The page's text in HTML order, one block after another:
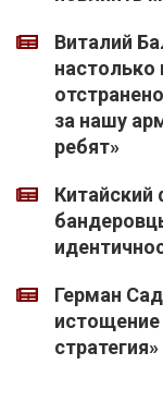
Виталий
настолько
за нашу
ребят»
Герман
истощение
стратегия»